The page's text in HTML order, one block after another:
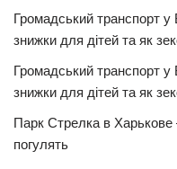
Громадський транспорт у
знижки для дітей та як
Громадський транспорт у
знижки для дітей та як
Парк Стрелка в
погулять